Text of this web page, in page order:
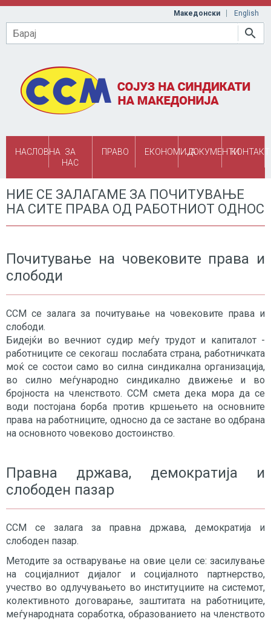
Skip to main content
Македонски English
Барај
НАСЛОВНА ЗА
НАС
ПРАВО ЕКОНОМИЈАДОКУМЕНТИКОНТАКТ
НИЕ СЕ ЗАЛАГАМЕ ЗА ПОЧИТУВАЊЕ
НА СИТЕ ПРАВА ОД РАБОТНИОТ ОДНОС
Почитување на човековите права и
слободи
ССМ се залага за почитување на човековите права и
слободи.
Бидејќи во вечниот судир меѓу трудот и капиталот -
работниците се секогаш послабата страна, работничката
моќ се состои само во силна синдикална организација,
во силно меѓународно синдикално движење и во
бројноста на членството. ССМ смета дека мора да се
води постојана борба против кршењето на основните
права на работниците, односно да се застане во одбрана
на основното човеково достоинство.
Правна држава, демократија и
слободен пазар
ССМ се залага за правна држава, демократија и
слободен пазар.
Методите за остварување на овие цели се: засилување
на социјалниот дијалог и социјалното партнерство,
учество во одлучувањето во институциите на системот,
колективното договарање, заштитата на работниците,
меѓународната соработка, образованието на членството